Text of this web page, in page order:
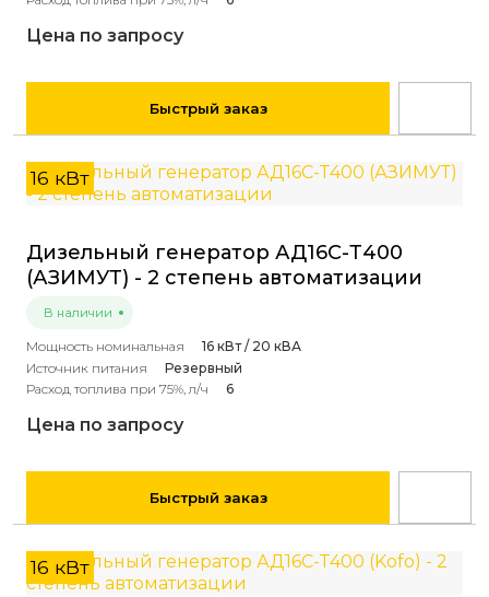
Цена по запросу
Быстрый заказ
16 кВт
Дизельный генератор АД16С-Т400
(АЗИМУТ) - 2 степень автоматизации
В наличии
Мощность номинальная
16 кВт / 20 кВА
Источник питания
Резервный
Расход топлива при 75%, л/ч
6
Цена по запросу
Быстрый заказ
16 кВт